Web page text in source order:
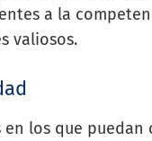
a la
valiosos.
los que puedan